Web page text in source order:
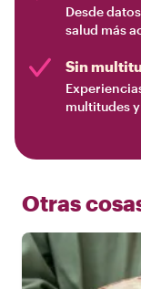
Desde
salud más
Sin
multitudes
Otras